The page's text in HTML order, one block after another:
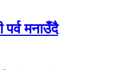
मनाउँदै